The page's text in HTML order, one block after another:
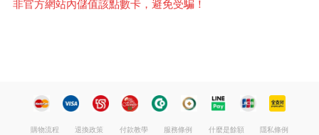
非官方網站內儲值該點數卡，避免受騙！
購物流程 退換政策 付款教學 服務條例 什麼是餘額
隱私條例